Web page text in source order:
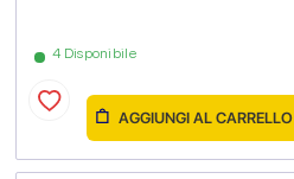
4 Disponibile
AGGIUNGI AL CARRELLO